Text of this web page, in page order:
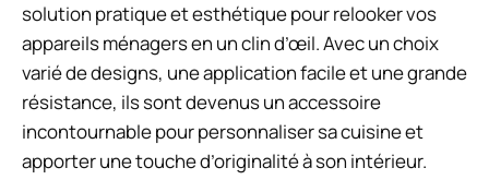
solution pratique et esthétique pour relooker vos
appareils ménagers en un clin d’œil. Avec un choix
varié de designs, une application facile et une grande
résistance, ils sont devenus un accessoire
incontournable pour personnaliser sa cuisine et
apporter une touche d’originalité à son intérieur.